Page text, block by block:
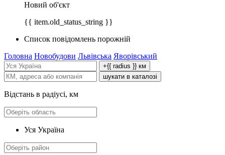
Новий об'єкт
{{ item.old_status_string }}
Список повідомлень порожній
Головна Новобудови Львівська Яворівський
+{{ radius }} км
шукати в каталозі
Відстань в радіусі, км
Уся Україна